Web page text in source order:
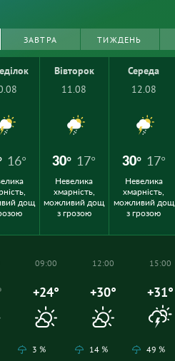
ЗАВТРА ТИЖДЕНЬ
16°
дощ
Вівторок
11.08
30° 17°
Невелика
хмарність,
можливий дощ
з грозою
Середа
12.08
30° 17°
Невелика
хмарність,
можливий дощ
з грозою
09:00
+24°
3 %
12:00
+30°
14 %
15:00
+31°
49 %